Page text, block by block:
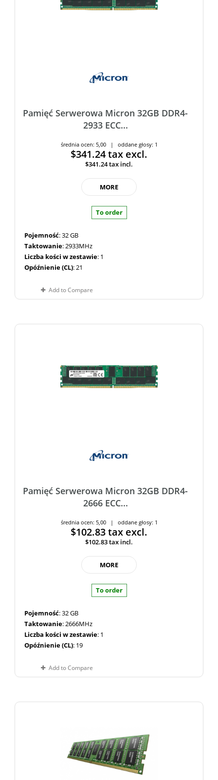
Pamięć Serwerowa Micron 32GB DDR4-
2933 ECC...
średnia ocen: 5,00 | oddane głosy: 1
$341.24tax excl.
$341.24tax incl.
MORE
To order
Pojemność: 32 GB
Taktowanie: 2933MHz
Liczba kości w zestawie: 1
Opóźnienie (CL): 21
Add to Compare
Pamięć Serwerowa Micron 32GB DDR4-
2666 ECC...
średnia ocen: 5,00 | oddane głosy: 1
$102.83tax excl.
$102.83tax incl.
MORE
To order
Pojemność: 32 GB
Taktowanie: 2666MHz
Liczba kości w zestawie: 1
Opóźnienie (CL): 19
Add to Compare